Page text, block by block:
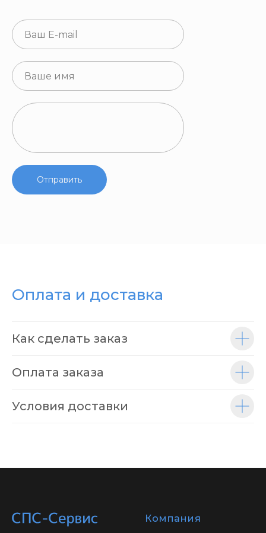
Отправить
Оплата и доставка
Как сделать заказ
Оплата заказа
Условия доставки
Компания